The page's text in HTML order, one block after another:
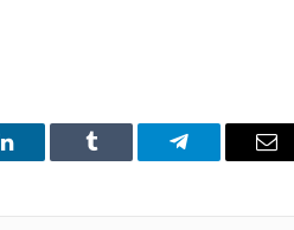
LinkedIn Tumblr Telegram